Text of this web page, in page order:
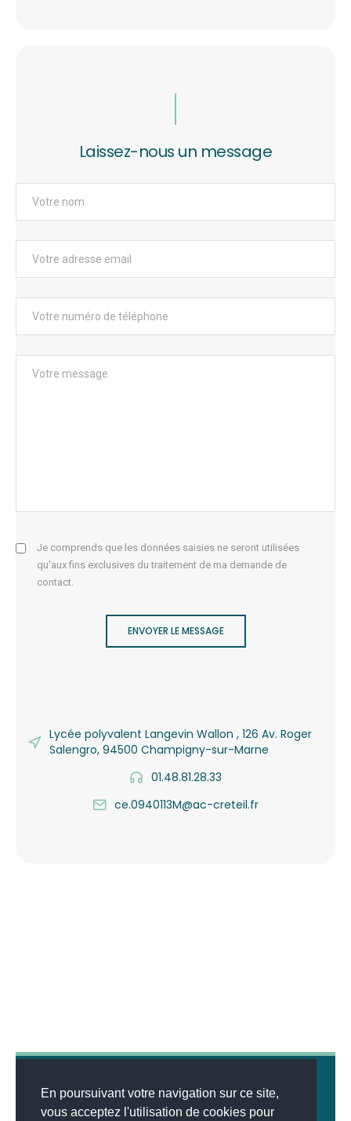
En poursuivant votre navigation sur ce site,
vous acceptez l'utilisation de cookies pour
Laissez-nous un message
Je comprends que les données saisies ne seront utilisées
qu'aux fins exclusives du traitement de ma demande de
contact.
ENVOYER LE MESSAGE
Lycée polyvalent Langevin Wallon , 126 Av. Roger
Salengro, 94500 Champigny-sur-Marne
01.48.81.28.33
ce.0940113M@ac-creteil.fr